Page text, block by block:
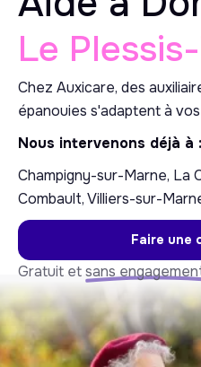
Le
Chez Auxicare, des
épanouies s'adaptent à
Nous intervenons déjà à :
Champigny-sur-Marne, La
Combault, Villiers-sur-
Faire une
Gratuit etsans